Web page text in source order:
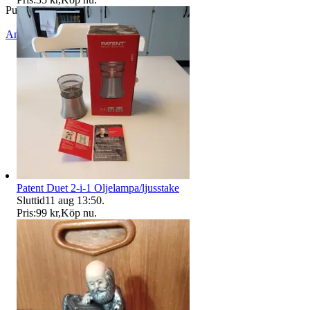
Publicerad 14 jul 08:44
Anmäl Sälj liknande
Patent Duet 2-i-1 Oljelampa/ljusstake
Sluttid11 aug 13:50.
Pris:99 kr,Köp nu.